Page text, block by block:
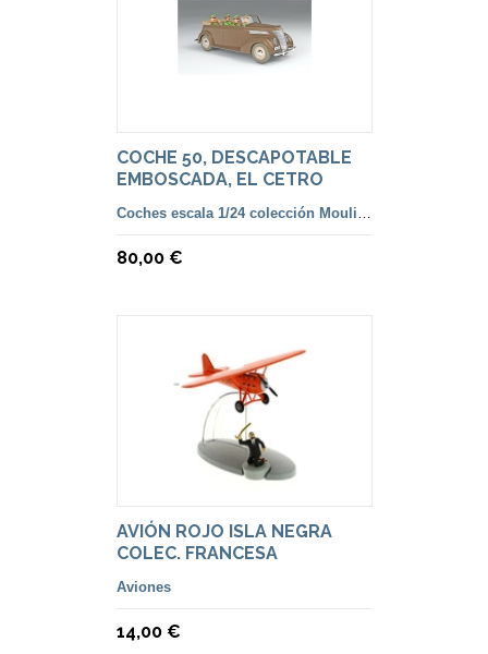
COCHE 50, DESCAPOTABLE
EMBOSCADA, EL CETRO
80,00 €
AVIÓN ROJO ISLA NEGRA
COLEC. FRANCESA
Aviones
14,00 €